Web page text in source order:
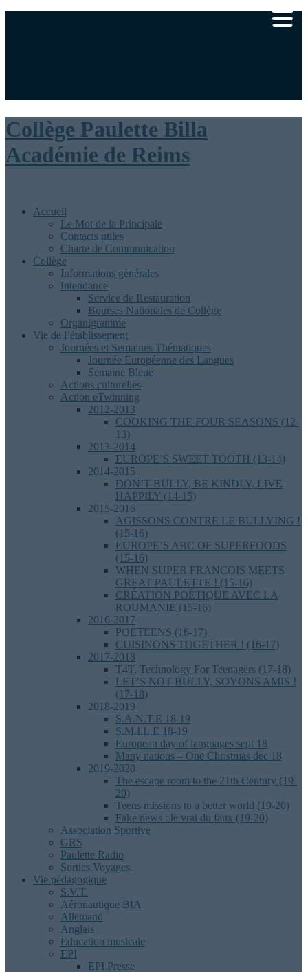
Collège Paulette Billa
Académie de Reims
Accueil
Le Mot de la Principale
Contacts utiles
Charte de Communication
Collège
Informations générales
Intendance
Service de Restauration
Bourses Nationales de Collège
Organigramme
Vie de l’établissement
Journées et Semaines Thématiques
Journée Européenne des Langues
Semaine Bleue
Actions culturelles
Action eTwinning
2012-2013
COOKING THE FOUR SEASONS (12-
13)
2013-2014
EUROPE’S SWEET TOOTH (13-14)
2014-2015
DON’T BULLY, BE KINDLY, LIVE
HAPPILY (14-15)
2015-2016
AGISSONS CONTRE LE BULLYING !
(15-16)
EUROPE’S ABC OF SUPERFOODS
(15-16)
WHEN SUPER FRANCOIS MEETS
GREAT PAULETTE ! (15-16)
CRÉATION POÉTIQUE AVEC LA
ROUMANIE (15-16)
2016-2017
POETEENS (16-17)
CUISINONS TOGETHER ! (16-17)
2017-2018
T4T, Technology For Teenagers (17-18)
LET’S NOT BULLY, SOYONS AMIS !
(17-18)
2018-2019
S.A.N.T.E 18-19
S.M.I.L.E 18-19
European day of languages sept 18
Many nations – One Christmas dec 18
2019-2020
The escape room to the 21th Century (19-
20)
Teens missions to a better world (19-20)
Fake news : le vrai du faux (19-20)
Association Sportive
GRS
Paulette Radio
Sorties Voyages
Vie pédagogique
S.V.T.
Aéronautique BIA
Allemand
Anglais
Education musicale
EPI
EPI Presse